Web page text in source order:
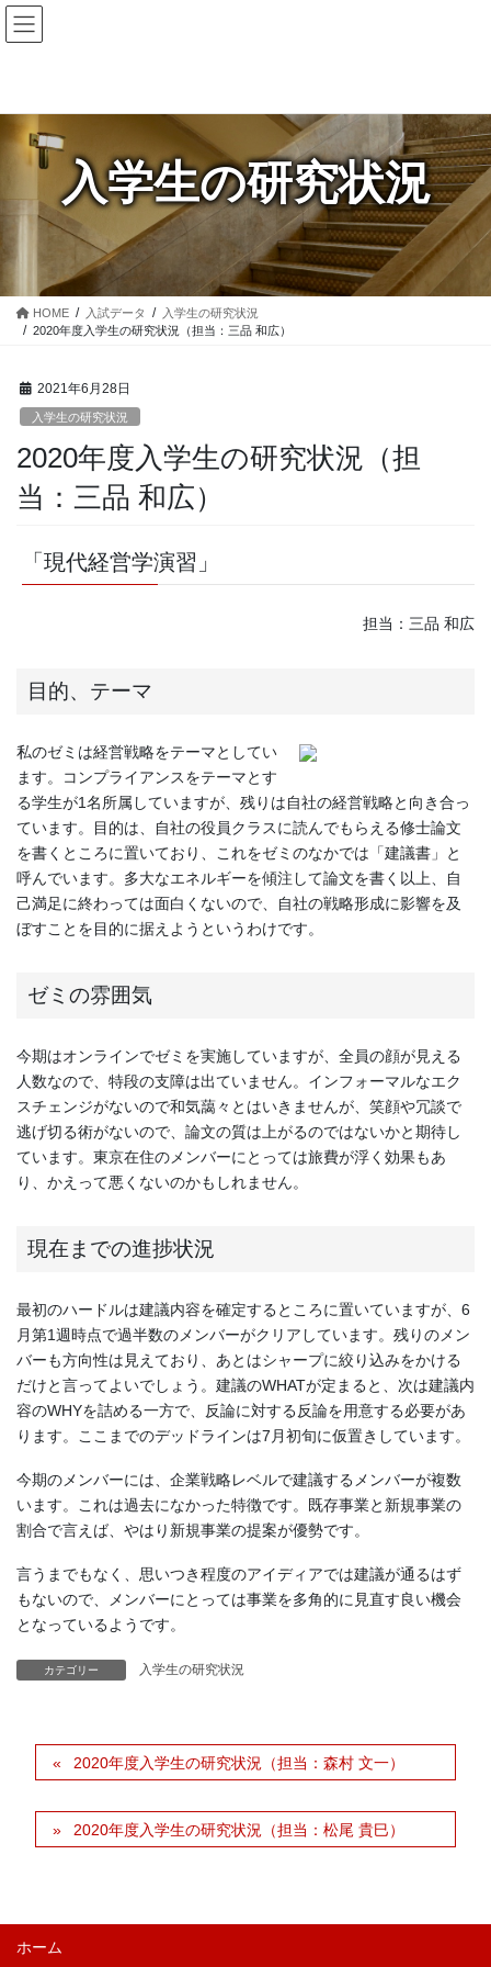
コ
ン
ナ
ビ
入学生の研究状況
HOME 入試データ
入学生の研究状況
2020年度入学生の研究状況（担当：三品 和広）
2021年6月28日
入学生の研究状況
2020年度入学生の研究状況（担
当：三品 和広）
「現代経営学演習」
担当：三品 和広
目的、テーマ
私のゼミは経営戦略をテーマとしてい
ます。コンプライアンスをテーマとす
る学生が1名所属していますが、残りは自社の経営戦略と向き合っ
ています。目的は、自社の役員クラスに読んでもらえる修士論文
を書くところに置いており、これをゼミのなかでは「建議書」と
呼んでいます。多大なエネルギーを傾注して論文を書く以上、自
己満足に終わっては面白くないので、自社の戦略形成に影響を及
ぼすことを目的に据えようというわけです。
ゼミの雰囲気
今期はオンラインでゼミを実施していますが、全員の顔が見える
人数なので、特段の支障は出ていません。インフォーマルなエク
スチェンジがないので和気藹々とはいきませんが、笑顔や冗談で
逃げ切る術がないので、論文の質は上がるのではないかと期待し
ています。東京在住のメンバーにとっては旅費が浮く効果もあ
り、かえって悪くないのかもしれません。
現在までの進捗状況
最初のハードルは建議内容を確定するところに置いていますが、6
月第1週時点で過半数のメンバーがクリアしています。残りのメン
バーも方向性は見えており、あとはシャープに絞り込みをかける
だけと言ってよいでしょう。建議のWHATが定まると、次は建議内
容のWHYを詰める一方で、反論に対する反論を用意する必要があ
ります。ここまでのデッドラインは7月初旬に仮置きしています。
今期のメンバーには、企業戦略レベルで建議するメンバーが複数
います。これは過去になかった特徴です。既存事業と新規事業の
割合で言えば、やはり新規事業の提案が優勢です。
言うまでもなく、思いつき程度のアイディアでは建議が通るはず
もないので、メンバーにとっては事業を多角的に見直す良い機会
となっているようです。
カテゴリー 入学生の研究状況
2020年度入学生の研究状況（担当：森村 文一）
2020年度入学生の研究状況（担当：松尾 貴巳）
ホーム